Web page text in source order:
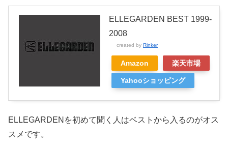
ELLEGARDEN BEST 1999-
2008
created by Rinker
Amazon 楽天市場
Yahooショッピング
ELLEGARDENを初めて聞く人はベストから入るのがオス
スメです。